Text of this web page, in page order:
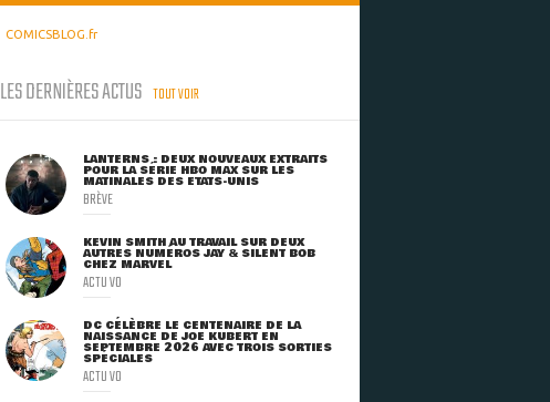
COMICSBLOG.fr
LES DERNIÈRES ACTUS TOUT VOIR
LANTERNS : DEUX NOUVEAUX EXTRAITS
POUR LA SÉRIE HBO MAX SUR LES
MATINALES DES ETATS-UNIS
BRÈVE
KEVIN SMITH AU TRAVAIL SUR DEUX
AUTRES NUMÉROS JAY & SILENT BOB
CHEZ MARVEL
ACTU VO
DC CÉLÈBRE LE CENTENAIRE DE LA
NAISSANCE DE JOE KUBERT EN
SEPTEMBRE 2026 AVEC TROIS SORTIES
SPÉCIALES
ACTU VO